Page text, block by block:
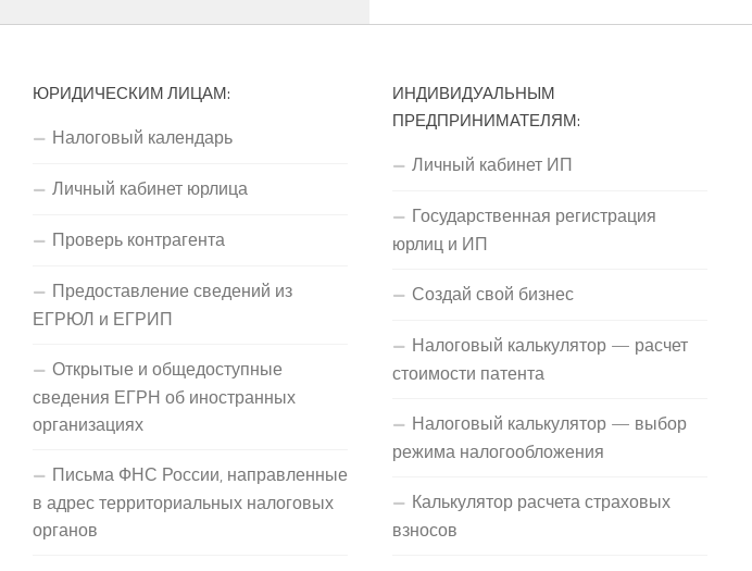
ЮРИДИЧЕСКИМ ЛИЦАМ:
Налоговый календарь
Личный кабинет юрлица
Проверь контрагента
Предоставление сведений из
ЕГРЮЛ и ЕГРИП
Открытые и общедоступные
сведения ЕГРН об иностранных
организациях
Письма ФНС России, направленные
в адрес территориальных налоговых
органов
ИНДИВИДУАЛЬНЫМ
ПРЕДПРИНИМАТЕЛЯМ:
Личный кабинет ИП
Государственная регистрация
юрлиц и ИП
Создай свой бизнес
Налоговый калькулятор — расчет
стоимости патента
Налоговый калькулятор — выбор
режима налогообложения
Калькулятор расчета страховых
взносов